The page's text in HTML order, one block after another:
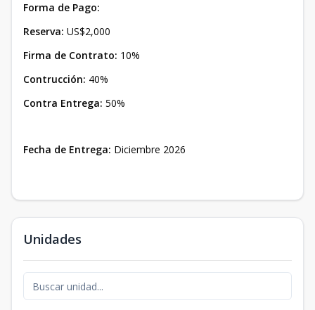
Forma de Pago:
Reserva: US$2,000
Firma de Contrato: 10%
Contrucción: 40%
Contra Entrega: 50%
Fecha de Entrega: Diciembre 2026
Unidades